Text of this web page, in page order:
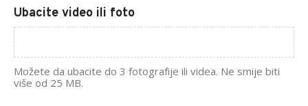
Ubacite video ili foto
Možete da ubacite do 3 fotografije ili videa. Ne smije biti
više od 25 MB.